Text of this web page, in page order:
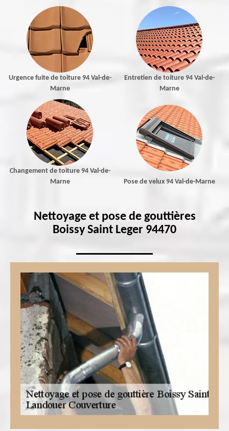
Urgence fuite de toiture 94 Val-de-
Marne
Entretien de toiture 94 Val-de-
Marne
Changement de toiture 94 Val-de-
Marne
Pose de velux 94 Val-de-Marne
Nettoyage et pose de gouttières
Boissy Saint Leger 94470